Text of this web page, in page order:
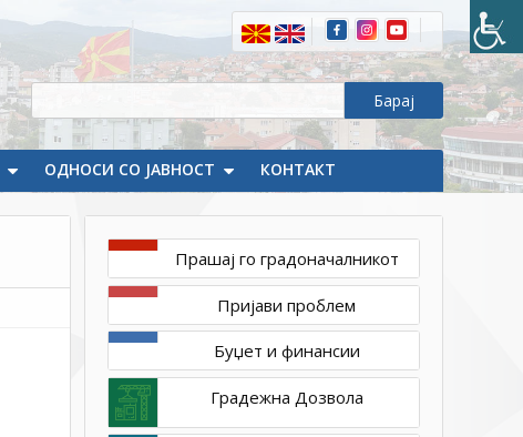
ОДНОСИ СО ЈАВНОСТ КОНТАКТ
ОПШТИНСКИТЕ
УСЛУГИ
MSIP2-
SIG-
NCB-
040-
22-
Прашај го градоначалникот
Пријави проблем
Буџет и финансии
Градежна Дозвола